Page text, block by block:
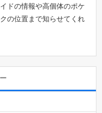
ドの情報や高個体のポケ
の位置まで知らせてくれ